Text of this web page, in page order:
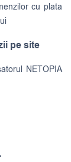
cu plata
pe site
NETOPIA